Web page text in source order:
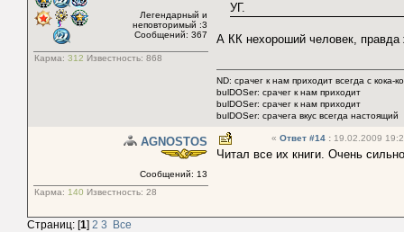
Легендарный и
неповторимый :3
Сообщений: 367
Карма: 312 Известность: 868
УГ.
А КК нехороший человек,
ND: срачег к нам приходит всегда с кока-
bulDOSer: срачег к нам приходит
bulDOSer: срачег к нам приходит
bulDOSer: срачега вкус всегда настоящий
AGNOSTOS
Сообщений: 13
Карма: 140 Известность: 28
« Ответ #14 : 19.02.2009
Читал все их книги. Очень
Страниц: [1] 2 3 Все